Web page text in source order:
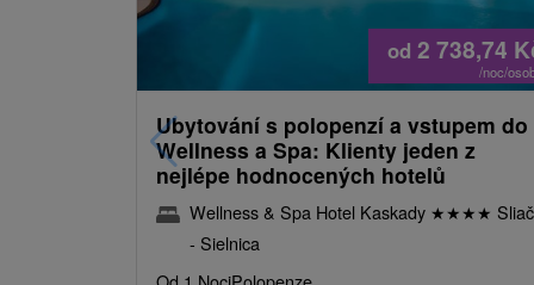
od 2 738,74
/noc/
Ubytování s polopenzí a vstupem do
Wellness a Spa: Klienty jeden z
nejlépe hodnocených hotelů
Wellness & Spa Hotel Kaskady ★★★★ Sliač
- Sielnica